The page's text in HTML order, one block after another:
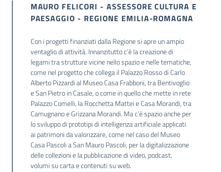
MAURO FELICORI - ASSESSORE CULTURA E
PAESAGGIO - REGIONE EMILIA-ROMAGNA
Con i progetti finanziati dalla Regione si apre un ampio
ventaglio di attività. Innanzitutto c’è la creazione di
legami tra strutture vicine nello spazio e nelle tematiche,
come nel progetto che collega il Palazzo Rosso di Carlo
Alberto Pizzardi al Museo Casa Frabboni, tra Bentivoglio
e San Pietro in Casale, o come in quello che mette in rete
Palazzo Comelli, la Rocchetta Mattei e Casa Morandi, tra
Camugnano e Grizzana Morandi. Ma c’è spazio anche per
lo sviluppo di prototipi di intelligenza artificiale applicati
ai patrimoni da valorizzare, come nel caso del Museo
Casa Pascoli a San Mauro Pascoli, per la digitalizzazione
delle collezioni e la pubblicazione di video, podcast,
volumi su carta e contenuti su web.